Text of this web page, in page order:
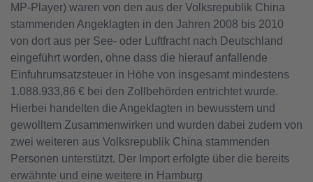
MP-Player) waren von den aus der Volksrepublik China
stammenden Angeklagten in den Jahren 2008 bis 2010
von dort aus per See- oder Luftfracht nach Deutschland
eingeführt worden, ohne dass die hierauf anfallende
Einfuhrumsatzsteuer in Höhe von insgesamt mindestens
1.088.933,86 € bei den Zollbehörden entrichtet wurde.
Hierbei handelten die Angeklagten in bewusstem und
gewolltem Zusammenwirken und wurden dabei zudem von
zwei weiteren aus Volksrepublik China stammenden
Personen unterstützt. Der Import erfolgte über die bereits
erwähnte und eine weitere in Hamburg